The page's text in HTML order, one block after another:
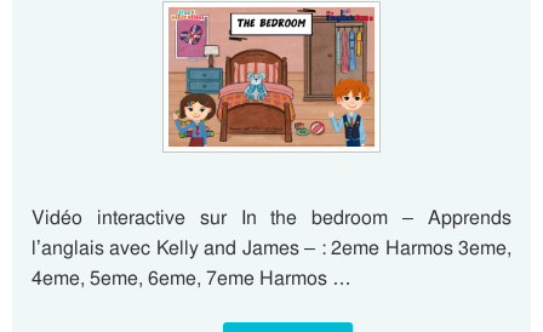
Vidéo interactive sur In the bedroom – Apprends
l’anglais avec Kelly and James – : 2eme Harmos 3eme,
4eme, 5eme, 6eme, 7eme Harmos …